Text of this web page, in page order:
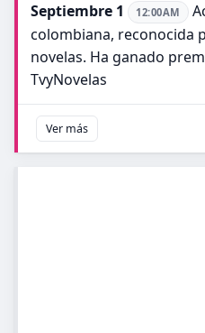
Septiembre 1 12:00AM
colombiana, reconocida
novelas. Ha ganado
TvyNovelas
Ver más